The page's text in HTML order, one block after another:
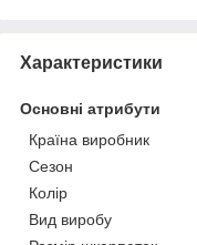
Характеристики
Основні атрибути
Країна виробник
Сезон
Колір
Вид виробу